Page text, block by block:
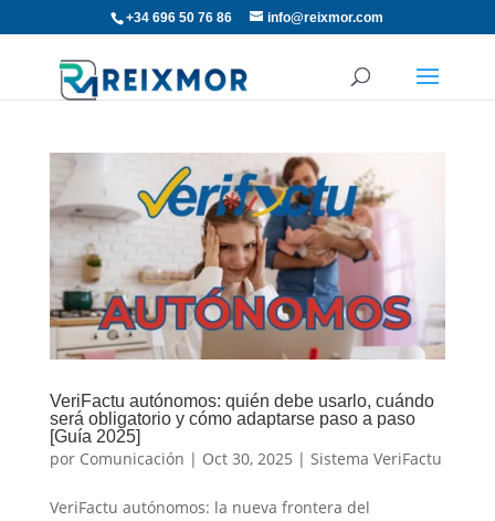
+34 696 50 76 86 info@reixmor.com
VeriFactu autónomos: quién debe usarlo, cuándo
será obligatorio y cómo adaptarse paso a paso
[Guía 2025]
por Comunicación | Oct 30, 2025 | Sistema VeriFactu
VeriFactu autónomos: la nueva frontera del